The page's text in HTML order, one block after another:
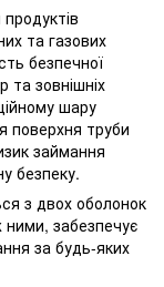
та газових
безпечної
та зовнішніх
шару
поверхня труби
займання
безпеку.
з двох оболонок
ними, забезпечує
за будь-яких